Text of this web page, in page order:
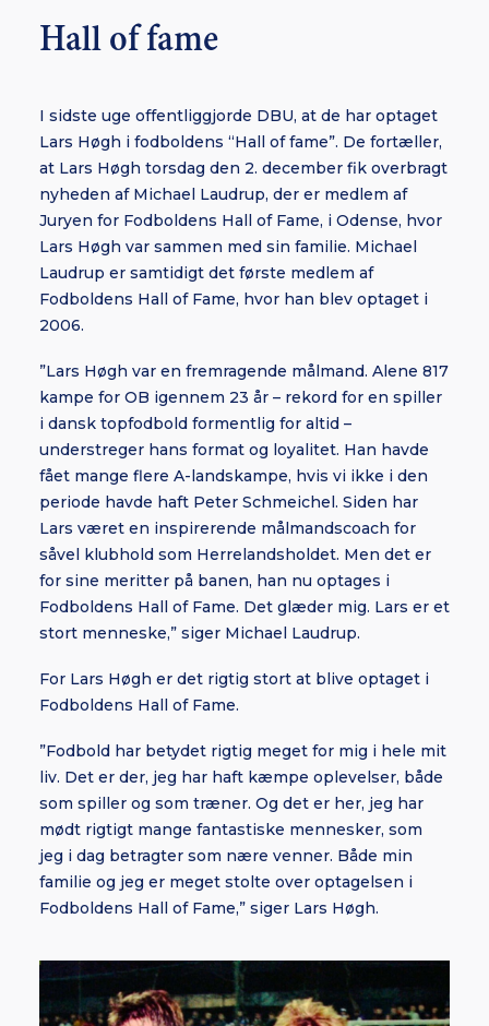
Hall of fame
I sidste uge offentliggjorde DBU, at de har optaget
Lars Høgh i fodboldens “Hall of fame”. De fortæller,
at Lars Høgh torsdag den 2. december fik overbragt
nyheden af Michael Laudrup, der er medlem af
Juryen for Fodboldens Hall of Fame, i Odense, hvor
Lars Høgh var sammen med sin familie. Michael
Laudrup er samtidigt det første medlem af
Fodboldens Hall of Fame, hvor han blev optaget i
2006.
”Lars Høgh var en fremragende målmand. Alene 817
kampe for OB igennem 23 år – rekord for en spiller
i dansk topfodbold formentlig for altid –
understreger hans format og loyalitet. Han havde
fået mange flere A-landskampe, hvis vi ikke i den
periode havde haft Peter Schmeichel. Siden har
Lars været en inspirerende målmandscoach for
såvel klubhold som Herrelandsholdet. Men det er
for sine meritter på banen, han nu optages i
Fodboldens Hall of Fame. Det glæder mig. Lars er et
stort menneske,” siger Michael Laudrup.
For Lars Høgh er det rigtig stort at blive optaget i
Fodboldens Hall of Fame.
”Fodbold har betydet rigtig meget for mig i hele mit
liv. Det er der, jeg har haft kæmpe oplevelser, både
som spiller og som træner. Og det er her, jeg har
mødt rigtigt mange fantastiske mennesker, som
jeg i dag betragter som nære venner. Både min
familie og jeg er meget stolte over optagelsen i
Fodboldens Hall of Fame,” siger Lars Høgh.